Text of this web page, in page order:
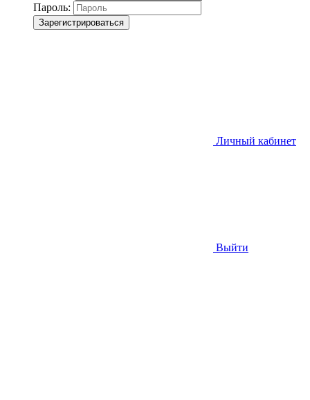
Пароль:
Зарегистрироваться
Личный кабинет
Выйти